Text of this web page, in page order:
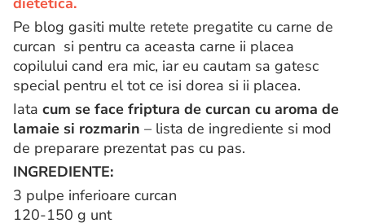
Pe blog gasiti multe retete pregatite cu carne de
curcan si pentru ca aceasta carne ii placea
copilului cand era mic, iar eu cautam sa gatesc
special pentru el tot ce isi dorea si ii placea.
Iata cum se face friptura de curcan cu aroma de
lamaie si rozmarin – lista de ingrediente si mod
de preparare prezentat pas cu pas.
INGREDIENTE:
3 pulpe inferioare curcan
120-150 g unt